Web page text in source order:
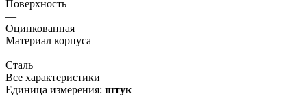
Поверхность
—
Оцинкованная
Материал корпуса
—
Сталь
Все характеристики
Единица измерения: штук